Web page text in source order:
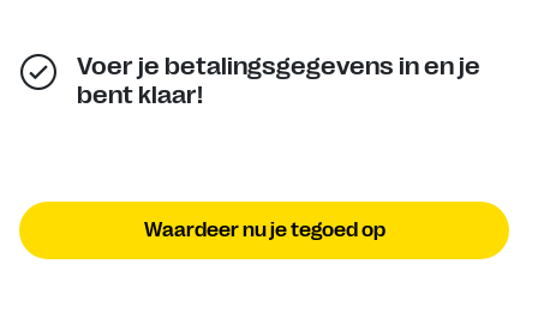
Voer je betalingsgegevens in en je
bent klaar!
Waardeer nu je tegoed op